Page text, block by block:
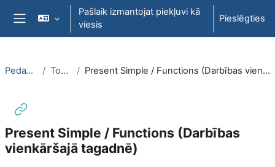
Atvērt galveno saturu
Sānu panelis
Pašlaik izmantojat piekļuvi kā
viesis
Pieslēgties
PedaT060 Topic 2 Present Simple / Functions (Darbības vienkāršajā tagadnē)
Present Simple / Functions (Darbības
vienkāršajā tagadnē)